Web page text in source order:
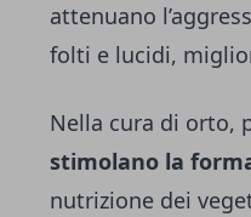
attenuano
folti e lucidi,
Nella cura di orto,
stimolano la
nutrizione dei